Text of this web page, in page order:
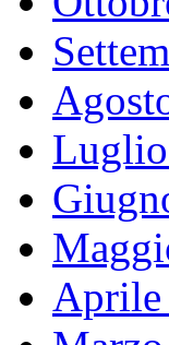
Aprile